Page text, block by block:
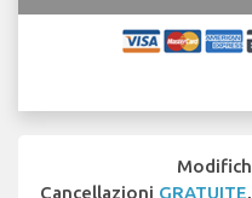
Cancellazioni GRATUITE,